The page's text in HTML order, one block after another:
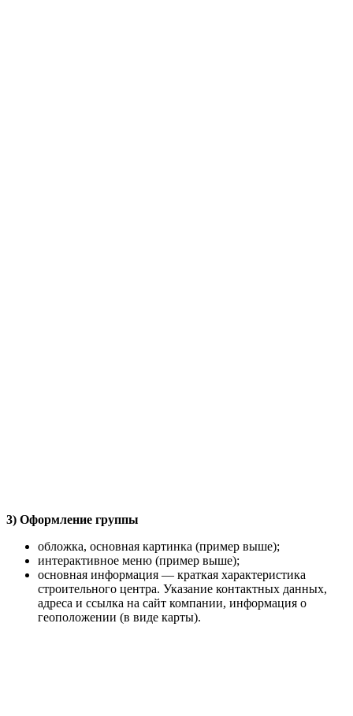
3) Оформление группы
обложка, основная картинка (пример выше);
интерактивное меню (пример выше);
основная информация — краткая характеристика
строительного центра. Указание контактных данных,
адреса и ссылка на сайт компании, информация о
геоположении (в виде карты).